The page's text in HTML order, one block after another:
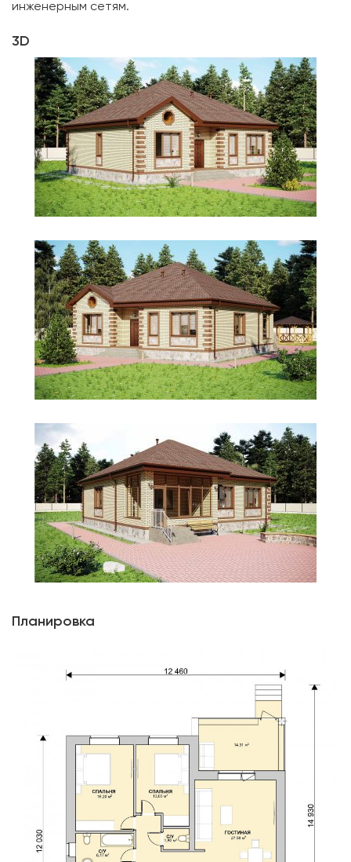
инженерным сетям.
3D
Планировка